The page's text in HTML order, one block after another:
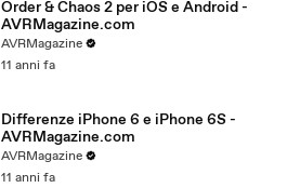
Order & Chaos 2 per iOS e Android -
AVRMagazine.com
AVRMagazine
11 anni fa
Differenze iPhone 6 e iPhone 6S -
AVRMagazine.com
AVRMagazine
11 anni fa